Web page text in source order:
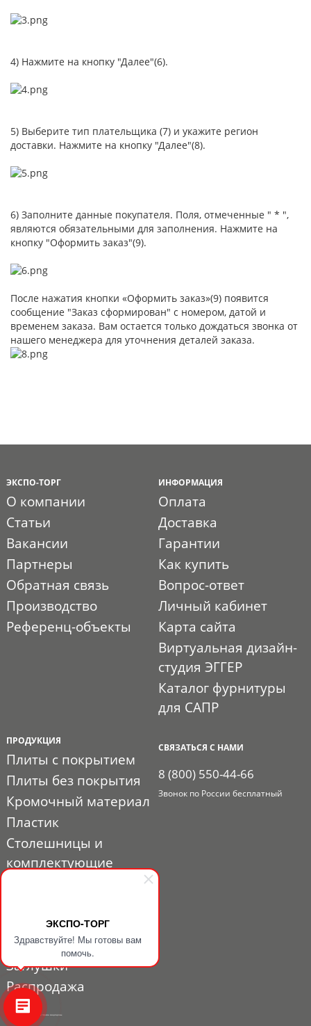
ЭКСПО-ТОРГ
Здравствуйте! Мы готовы вам
помочь.
4) Нажмите на кнопку "Далее"(6).
5) Выберите тип плательщика (7) и укажите регион
доставки. Нажмите на кнопку "Далее"(8).
6) Заполните данные покупателя. Поля, отмеченные " * ",
являются обязательными для заполнения. Нажмите на
кнопку "Оформить заказ"(9).
После нажатия кнопки «Оформить заказ»(9) появится
сообщение "Заказ сформирован" с номером, датой и
временем заказа. Вам остается только дождаться звонка от
нашего менеджера для уточнения деталей заказа.
ЭКСПО-ТОРГ
О компании
Статьи
Вакансии
Партнеры
Обратная связь
Производство
Референц-объекты
ИНФОРМАЦИЯ
Оплата
Доставка
Гарантии
Как купить
Вопрос-ответ
Личный кабинет
Карта сайта
Виртуальная дизайн-
студия ЭГГЕР
Каталог фурнитуры
для САПР
ПРОДУКЦИЯ
Плиты с покрытием
Плиты без покрытия
Кромочный материал
Пластик
Столешницы и
комплектующие
Расходные материалы
Выставочный профиль
и фурнитура
Заглушки
Распродажа
СВЯЗАТЬСЯ С НАМИ
8 (800) 550-44-66
Звонок по России бесплатный
© 2010 - 2026. ЭКСПО-ТОРГ. Все права защищены.